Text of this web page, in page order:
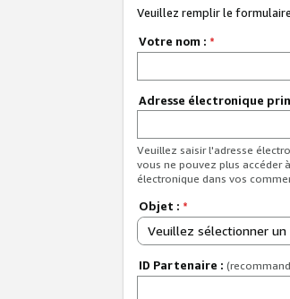
Veuillez remplir le
Votre nom : *
Adresse électronique
Veuillez saisir l'adresse
vous ne pouvez plus accéder
électronique dans vos
Objet : *
Veuillez sélectionner
ID Partenaire :